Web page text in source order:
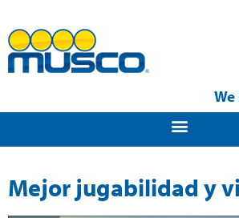
Mejor jugabilidad y